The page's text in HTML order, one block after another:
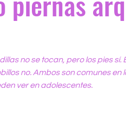
no se tocan, pero los pies sí.
no. Ambos son comunes en
ver en adolescentes.